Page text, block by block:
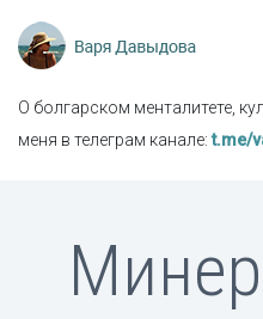
О болгарском менталитете,
меня в телеграм канале:t.me/